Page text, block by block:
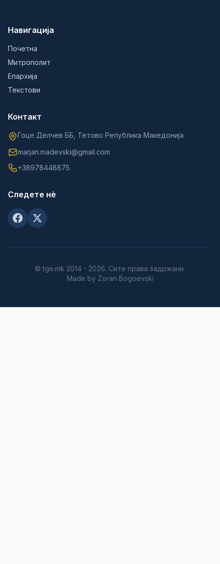
Навигација
Почетна
Митрополит
Епархија
Текстови
Контакт
Гоце Делчев ББ, Тетово Република Македонија
marjan.madevski@gmail.com
+38978448875
Следете нè
© tge.mk 2014 - 2026. Сите права задржани.
Made by Zoran Bogoevski